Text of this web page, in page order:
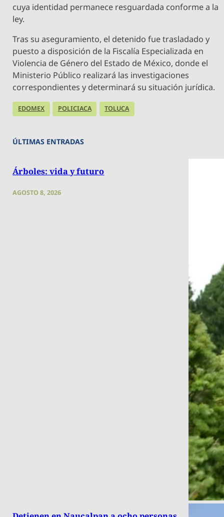
cuya identidad permanece resguardada conforme a la
ley.
Tras su aseguramiento, el detenido fue trasladado y
puesto a disposición de la Fiscalía Especializada en
Violencia de Género del Estado de México, donde el
Ministerio Público realizará las investigaciones
correspondientes y determinará su situación jurídica.
EDOMEX POLICIACA TOLUCA
ÚLTIMAS ENTRADAS
Árboles: vida y futuro
AGOSTO 8, 2026